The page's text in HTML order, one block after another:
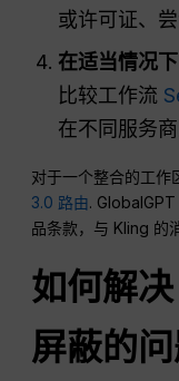
或许可证、
在适当情况
比较工作流
在不同服务
对于一个整合的工作
3.0 路由.
品条款，与 Kling 的
如何解
屏蔽的问